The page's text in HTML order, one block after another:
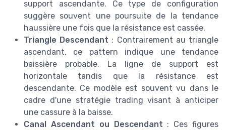
support ascendante. Ce type de configuration
suggère souvent une poursuite de la tendance
haussière une fois que la résistance est cassée.
Triangle Descendant : Contrairement au triangle
ascendant, ce pattern indique une tendance
baissière probable. La ligne de support est
horizontale tandis que la résistance est
descendante. Ce modèle est souvent vu dans le
cadre d'une stratégie trading visant à anticiper
une cassure à la baisse.
Canal Ascendant ou Descendant : Ces figures